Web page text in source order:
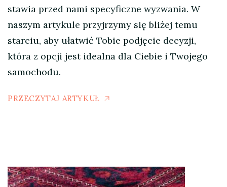
stawia przed nami specyficzne wyzwania. W
naszym artykule przyjrzymy się bliżej temu
starciu, aby ułatwić Tobie podjęcie decyzji,
która z opcji jest idealna dla Ciebie i Twojego
samochodu.
PRZECZYTAJ ARTYKUŁ